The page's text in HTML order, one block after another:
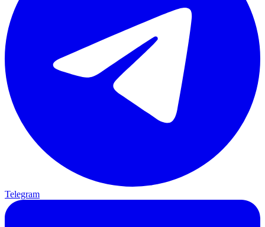
Telegram